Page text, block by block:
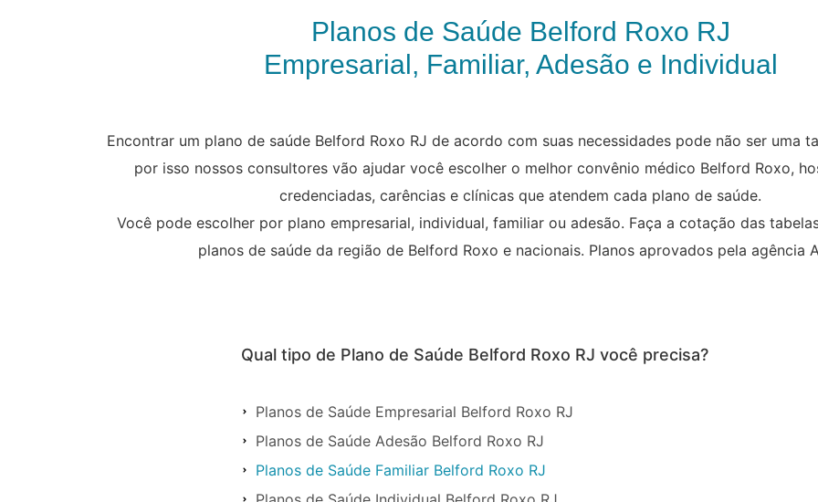
Planos de Saúde Belford Roxo RJ
Empresarial, Familiar, Adesão e Individual
Encontrar um plano de saúde Belford Roxo RJ de acordo com suas necessidades pode não ser uma
por isso nossos consultores vão ajudar você escolher o melhor convênio médico Belford Roxo,
credenciadas, carências e clínicas que atendem cada plano de saúde.
Você pode escolher por plano empresarial, individual, familiar ou adesão. Faça a cotação das
planos de saúde da região de Belford Roxo e nacionais. Planos aprovados pela agência
Qual tipo de Plano de Saúde Belford Roxo RJ você precisa?
Planos de Saúde Empresarial Belford Roxo RJ
Planos de Saúde Adesão Belford Roxo RJ
Planos de Saúde Familiar Belford Roxo RJ